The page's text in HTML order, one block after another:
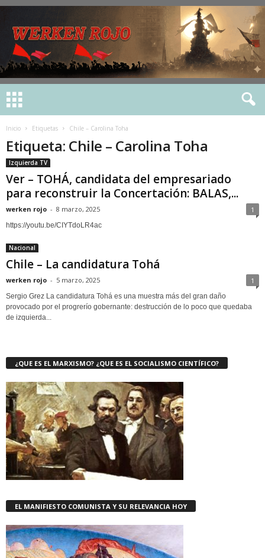
Inicio Etiquetas Chile – Carolina Toha
Etiqueta: Chile – Carolina Toha
Izquierda TV
Ver – TOHÁ, candidata del empresariado
para reconstruir la Concertación: BALAS,...
werken rojo - 8 marzo, 2025 1
https://youtu.be/CIYTdoLR4ac
Nacional
Chile – La candidatura Tohá
werken rojo - 5 marzo, 2025 1
Sergio Grez La candidatura Tohá es una muestra más del gran daño
provocado por el progrerío gobernante: destrucción de lo poco que quedaba
de izquierda...
¿QUE ES EL MARXISMO? ¿QUE ES EL SOCIALISMO CIENTÍFICO?
EL MANIFIESTO COMUNISTA Y SU RELEVANCIA HOY